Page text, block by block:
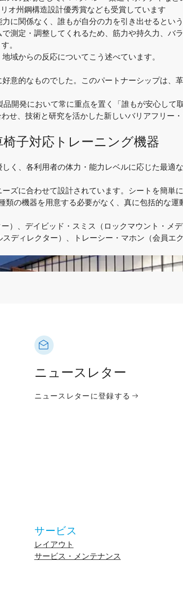
オ州鋼構造設計優秀賞なども受賞しています
関係なく、誰もが自分の力を引き出せるとい
測定・調整してくれるため、筋力や持久力、バ
。
域からの反応についてこう述べています。
意的なものでした。このパートナーシップは、
開発において常に重点を置く「誰もが安心して
せ、技術と研究を活かした新しいバリアフリー
子対応トレーニング機器
く、各利用者の体力・能力レベルに応じた最適
ズに合わせて設計されています。シートを簡単
の機器を用意する必要がなく、真に包括的な運
）、デイビッド・スミス（ロックマウント・メ
ディレクター）、トレーシー・マホン（会員エ
ニュースレター
ニュースレターに登録する
サービス
レイアウト
サービス・メンテナンス